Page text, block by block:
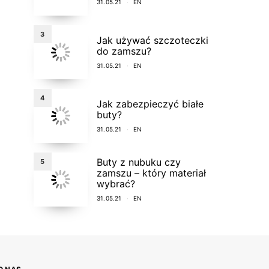
31.05.21 EN
3
Jak używać szczoteczki
do zamszu?
31.05.21 EN
4
Jak zabezpieczyć białe
buty?
31.05.21 EN
5
Buty z nubuku czy
zamszu – który materiał
wybrać?
31.05.21 EN